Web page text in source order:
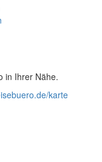
in Ihrer Nähe.
karte